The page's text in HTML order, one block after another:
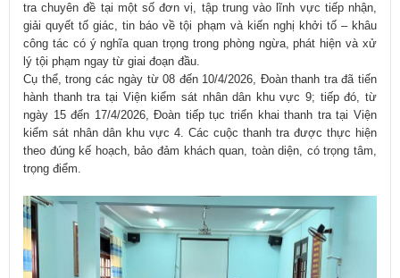
tra chuyên đề tại một số đơn vị, tập trung vào lĩnh vực tiếp nhận,
giải quyết tố giác, tin báo về tội phạm và kiến nghị khởi tố – khâu
công tác có ý nghĩa quan trọng trong phòng ngừa, phát hiện và xử
lý tội phạm ngay từ giai đoạn đầu.
Cụ thể, trong các ngày từ 08 đến 10/4/2026, Đoàn thanh tra đã tiến
hành thanh tra tại Viện kiểm sát nhân dân khu vực 9; tiếp đó, từ
ngày 15 đến 17/4/2026, Đoàn tiếp tục triển khai thanh tra tại Viện
kiểm sát nhân dân khu vực 4. Các cuộc thanh tra được thực hiện
theo đúng kế hoạch, bảo đảm khách quan, toàn diện, có trọng tâm,
trọng điểm.